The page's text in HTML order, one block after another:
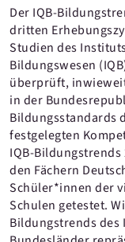
Der IQB-
dritten
Studien des
Bildungswesen
überprüft,
in der
Bildungsstandards
festgelegten
IQB-
den Fächern
Schüler*innen der
Schulen getestet.
Bildungstrends des